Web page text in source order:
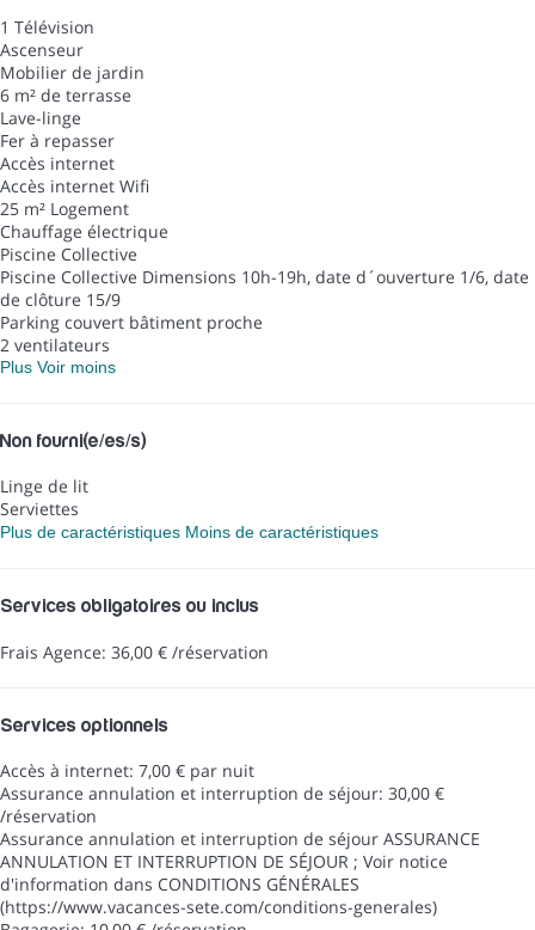
1 Télévision
Ascenseur
Mobilier de jardin
6 m² de terrasse
Lave-linge
Fer à repasser
Accès internet
Accès internet Wifi
25 m² Logement
Chauffage électrique
Piscine Collective
Piscine Collective Dimensions 10h-19h, date d´ouverture 1/6, date
de clôture 15/9
Parking couvert bâtiment proche
2 ventilateurs
Plus Voir moins
Non fourni(e/es/s)
Linge de lit
Serviettes
Plus de caractéristiques Moins de caractéristiques
Services obligatoires ou inclus
Frais Agence: 36,00 € /réservation
Services optionnels
Accès à internet: 7,00 € par nuit
Assurance annulation et interruption de séjour: 30,00 €
/réservation
Assurance annulation et interruption de séjour ASSURANCE
ANNULATION ET INTERRUPTION DE SÉJOUR ; Voir notice
d'information dans CONDITIONS GÉNÉRALES
(https://www.vacances-sete.com/conditions-generales)